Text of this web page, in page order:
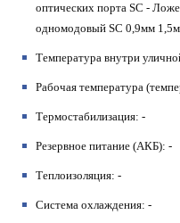
оптических порта SC -
одномодовый SC 0,9мм 1,5м
Температура внутри
Рабочая температура
Термостабилизация: -
Резервное питание (АКБ): -
Теплоизоляция: -
Система охлаждения: -